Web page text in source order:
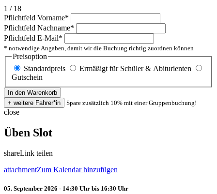
1 / 18
Pflichtfeld Vorname*
Pflichtfeld Nachname*
Pflichtfeld E-Mail*
* notwendige Angaben, damit wir die Buchung richtig zuordnen können
Preisoption
Standardpreis
Ermäßigt für Schüler & Abiturienten
Gutschein
Spare zusätzlich 10% mit einer Gruppenbuchung!
close
Üben Slot
shareLink teilen
attachmentZum Kalendar hinzufügen
05. September 2026 - 14:30 Uhr bis 16:30 Uhr